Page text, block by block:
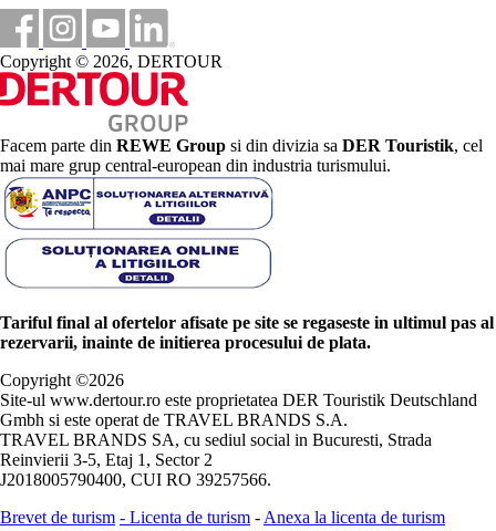
Copyright © 2026, DERTOUR
Facem parte din REWE Group si din divizia sa DER Touristik, cel
mai mare grup central-european din industria turismului.
Tariful final al ofertelor afisate pe site se regaseste in ultimul pas al
rezervarii, inainte de initierea procesului de plata.
Copyright ©2026
Site-ul www.dertour.ro este proprietatea DER Touristik Deutschland
Gmbh si este operat de TRAVEL BRANDS S.A.
TRAVEL BRANDS SA, cu sediul social in Bucuresti, Strada
Reinvierii 3-5, Etaj 1, Sector 2
J2018005790400, CUI RO 39257566.
Brevet de turism - Licenta de turism - Anexa la licenta de turism